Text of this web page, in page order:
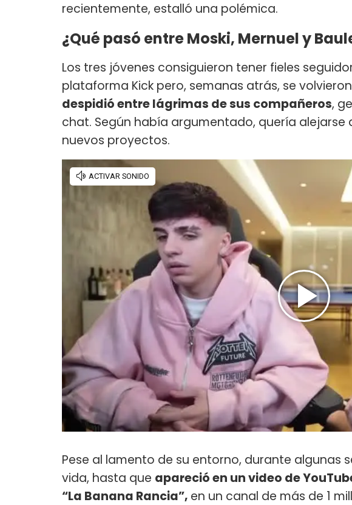
recientemente, estalló una polémica.
¿Qué pasó entre Moski, Mernuel y
Los tres jóvenes consiguieron tener fieles
plataforma Kick pero, semanas atrás, se
despidió entre lágrimas de sus compañeros,
chat. Según había argumentado, quería alejarse
nuevos proyectos.
Pese al lamento de su entorno, durante algunas
vida, hasta que apareció en un video de
“La Banana Rancia”, en un canal de más de 1